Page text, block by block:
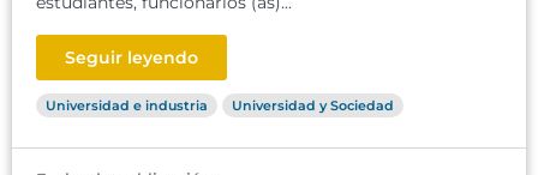
Seguir leyendo
Universidad e industria Universidad y Sociedad